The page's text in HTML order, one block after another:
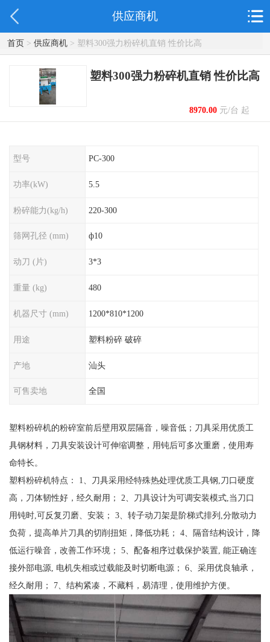
供应商机
首页> 供应商机> 塑料300强力粉碎机直销 性价比高
塑料300强力粉碎机直销 性价比高
8970.00元/台 起
型号 PC-300
功率(kW) 5.5
粉碎能力(kg/h) 220-300
筛网孔径 (mm) ф10
动刀 (片) 3*3
重量 (kg) 480
机器尺寸 (mm) 1200*810*1200
用途 塑料粉碎 破碎
产地 汕头
可售卖地 全国
塑料粉碎机的粉碎室前后壁用双层隔音，噪音低；刀具采用优质工
具钢材料，刀具安装设计可伸缩调整，用钝后可多次重磨，使用寿
命特长。
塑料粉碎机特点： 1、刀具采用经特殊热处理优质工具钢,刀口硬度
高，刀体韧性好，经久耐用； 2、刀具设计为可调安装模式,当刀口
用钝时,可反复刃磨、安装； 3、转子动刀架是阶梯式排列,分散动力
负荷，提高单片刀具的切削扭矩，降低功耗； 4、隔音结构设计，降
低运行噪音，改善工作环境； 5、配备相序过载保护装置, 能正确连
接外部电源, 电机失相或过载能及时切断电源； 6、采用优良轴承，
经久耐用； 7、结构紧凑，不藏料，易清理，使用维护方便。